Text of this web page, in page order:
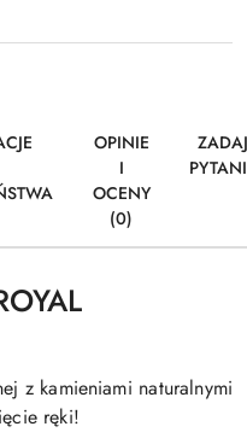
OPINIE
I
OCENY
(0)
z kamieniami naturalnymi
ręki!